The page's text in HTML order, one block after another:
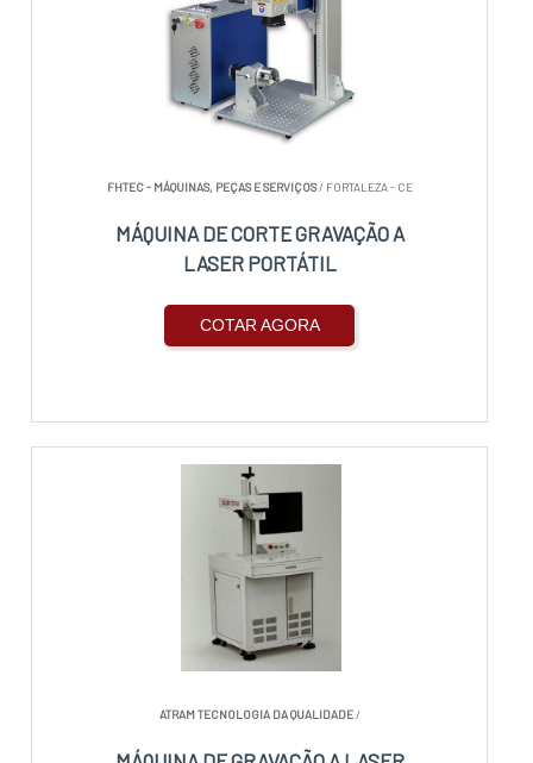
FHTEC - MÁQUINAS, PEÇAS E SERVIÇOS/ FORTALEZA - CE
MÁQUINA DE CORTE GRAVAÇÃO A
LASER PORTÁTIL
COTAR AGORA
ATRAM TECNOLOGIA DA QUALIDADE/